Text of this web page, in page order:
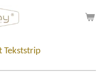
Tekststrip